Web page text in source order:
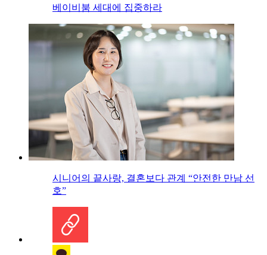
베이비붐 세대에 집중하라
시니어의 끝사랑, 결혼보다 관계 “안전한 만남 선
호”